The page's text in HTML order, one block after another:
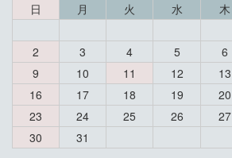
日 月 火 水 木
2
3 4 5 6
9
10 11 12 13
16
17 18 19 20
23
24 25 26 27
30
31